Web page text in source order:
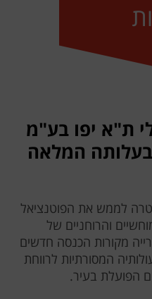
ת"א יפו בע"מ
המלאה
הוקמה במאי 2000 במטרה לממש את הפוטנציאל
והרוחניים של
מקורות הכנסה חדשים
המסורתיות לרווחת
הפועלת בעיר.